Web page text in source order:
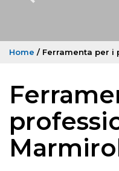
Home / Ferramenta per i